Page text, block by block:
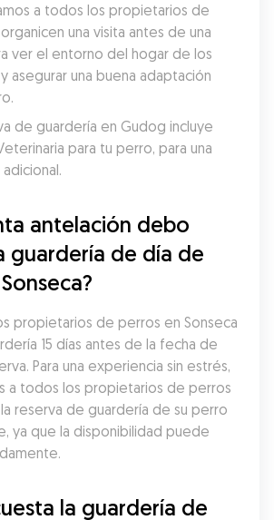
a todos los propietarios de
una visita antes de una
ver el entorno del hogar de los
asegurar una buena adaptación
de guardería en Gudog incluye
para tu perro, para una
antelación debo
guardería de día de
propietarios de perros en Sonseca
15 días antes de la fecha de
Para una experiencia sin estrés,
a todos los propietarios de perros
reserva de guardería de su perro
ya que la disponibilidad puede
la guardería de